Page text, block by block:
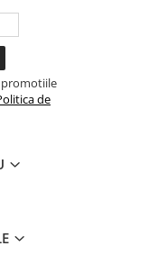
promotiile
de